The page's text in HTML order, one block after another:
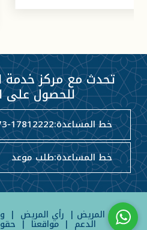
تحدث مع مركز خدمة
للحصول على
خط المساعدة:17812222
خط المساعدة:طلب موعد
بوابة المريض | رأي المريض |
الدعم | مواقعنا |